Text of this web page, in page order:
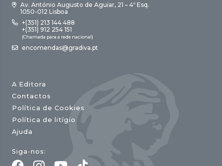
Av. António Augusto de Aguiar, 21 – 4º Esq.
1050-012 Lisboa
+(351) 213 144 488
+(351) 912 254 151
(Chamada para a rede nacional)
encomendas@gradiva.pt
A Editora
Contactos
Política de Cookies
Política de litígio
Ajuda
Siga-nos: